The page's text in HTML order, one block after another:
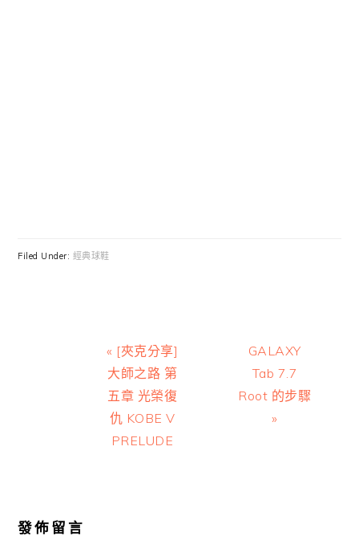
Filed Under: 經典球鞋
Previous
Post:
« [夾克分享]
大師之路 第
五章 光榮復
仇 KOBE V
PRELUDE
Next
Post:
GALAXY
Tab 7.7
Root 的步驟
»
發佈留言